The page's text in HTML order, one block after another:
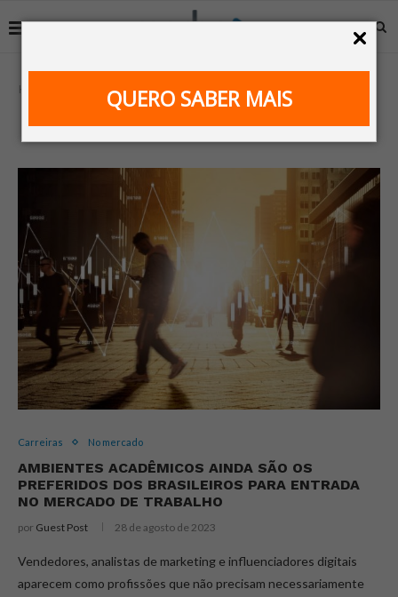
QUERO SABER MAIS
Home No mercado
Carreiras No mercado
AMBIENTES ACADÊMICOS AINDA SÃO OS
PREFERIDOS DOS BRASILEIROS PARA ENTRADA
NO MERCADO DE TRABALHO
por Guest Post 28 de agosto de 2023
Vendedores, analistas de marketing e influenciadores digitais
aparecem como profissões que não precisam necessariamente